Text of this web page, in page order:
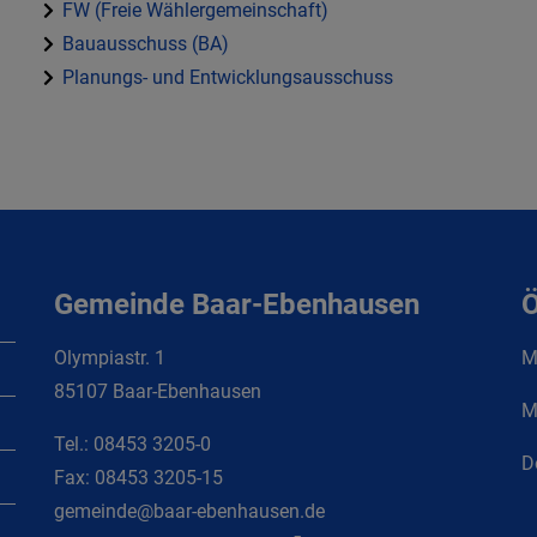
FW (Freie Wählergemeinschaft)
Bauausschuss (BA)
Planungs- und Entwicklungsausschuss
Gemeinde Baar-Ebenhausen
Olympiastr. 1
85107 Baar-Ebenhausen
Tel.: 08453 3205-0
Fax: 08453 3205-15
gemeinde@baar-ebenhausen.de